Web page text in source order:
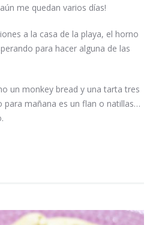
me quedan varios días!
a la casa de la playa, el horno
para hacer alguna de las
un monkey bread y una tarta tres
para mañana es un flan o natillas…